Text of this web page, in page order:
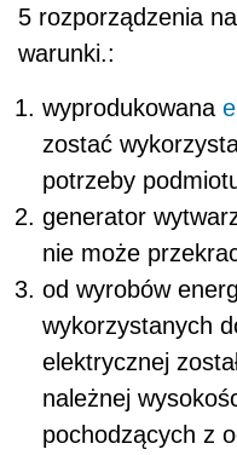
5 rozporządzenia
warunki.:
wyprodukowana
zostać
potrzeby
generator
nie może
od wyrobów
wykorzystanych
elektrycznej
należnej
pochodzących z